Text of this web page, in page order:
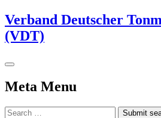
Verband Deutscher
(VDT)
Meta Menu
Submit